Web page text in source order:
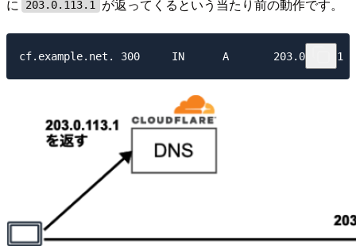
に
203.0.113.1 が返ってくるという当たり前の動作です。